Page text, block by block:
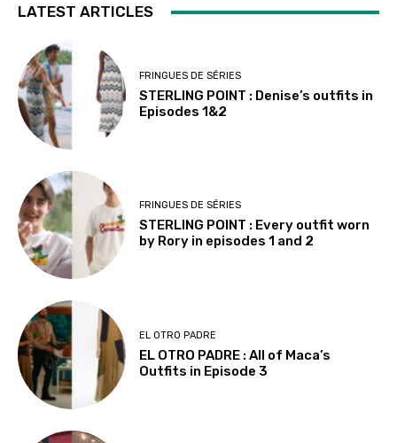
LATEST ARTICLES
FRINGUES DE SÉRIES
STERLING POINT : Denise’s outfits in
Episodes 1&2
FRINGUES DE SÉRIES
STERLING POINT : Every outfit worn
by Rory in episodes 1 and 2
EL OTRO PADRE
EL OTRO PADRE : All of Maca’s
Outfits in Episode 3